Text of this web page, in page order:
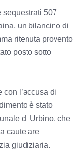
sequestrati 507
un bilancino di
ritenuta provento
posto sotto
con l’accusa di
è stato
di Urbino, che
cautelare
giudiziaria.